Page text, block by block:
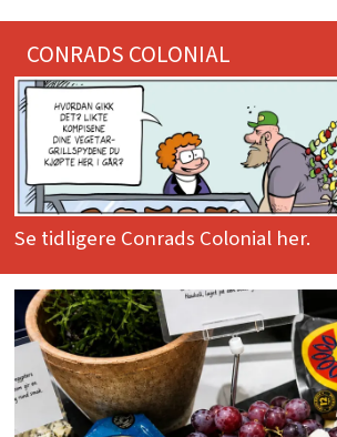
CONRADS COLONIAL
Se tidligere Conrads Colonial her.